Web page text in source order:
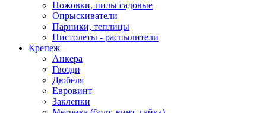
Ножовки, пилы садовые
Опрыскиватели
Парники, теплицы
Пистолеты - распылители
Крепеж
Анкера
Гвозди
Дюбеля
Евровинт
Заклепки